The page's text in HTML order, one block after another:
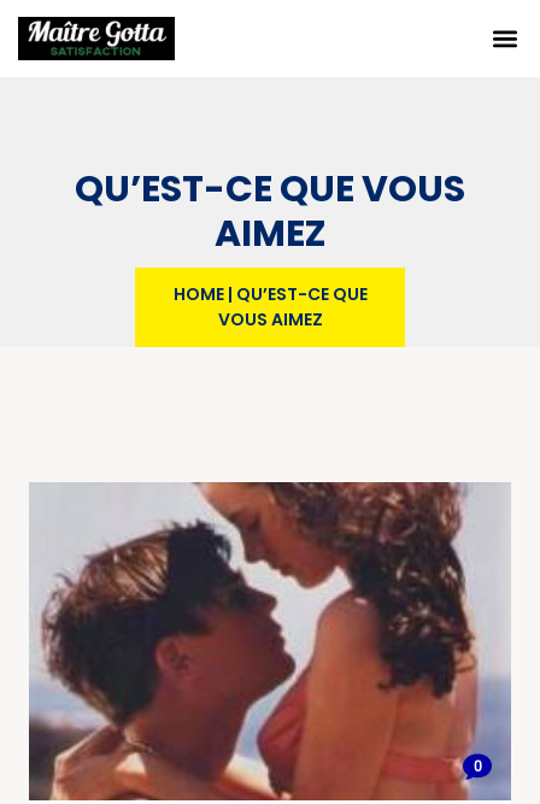
QU’EST-CE QUE VOUS
AIMEZ
HOME| QU’EST-CE QUE
VOUS AIMEZ
0